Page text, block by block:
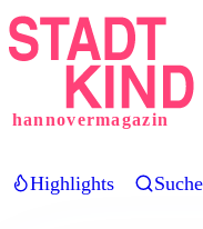
Direkt
zum
hannovermagazin
Highlights Suche